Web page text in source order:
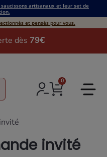
artisanaux et leur set de
et pensés pour vous.
dès 79€
0
invité